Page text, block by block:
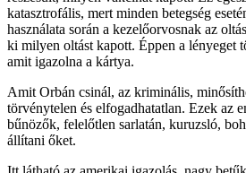
katasztrofális, mert minden betegség
használata során a kezelőorvosnak az
ki milyen oltást kapott. Éppen a lényeget
amit igazolna a kártya.
Amit Orbán csinál, az kriminális,
törvénytelen és elfogadhatatlan. Ezek az
bűnözők, felelőtlen sarlatán, kuruzsló,
állítani őket.